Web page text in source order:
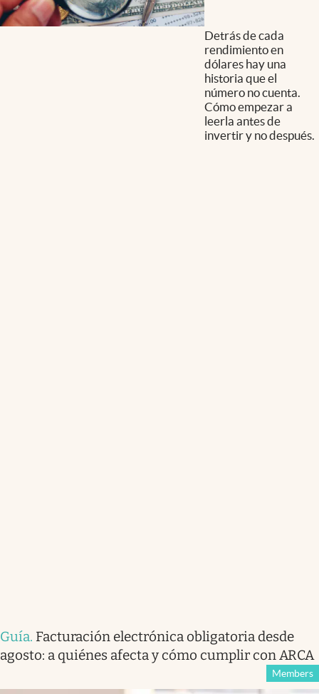
Detrás de cada
rendimiento en
dólares hay una
historia que el
número no cuenta.
Cómo empezar a
leerla antes de
invertir y no después.
Guía. Facturación electrónica obligatoria desde
agosto: a quiénes afecta y cómo cumplir con ARCA
Members